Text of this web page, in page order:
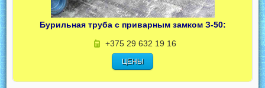
Бурильная труба с приварным замком З-50:
+375 29 632 19 16
ЦЕНЫ